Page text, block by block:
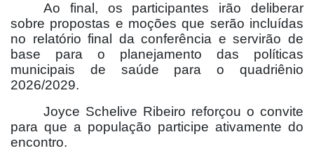
Ao final, os participantes irão deliberar
sobre propostas e moções que serão incluídas
no relatório final da conferência e servirão de
base para o planejamento das políticas
municipais de saúde para o quadriênio
2026/2029.
Joyce Schelive Ribeiro reforçou o convite
para que a população participe ativamente do
encontro.